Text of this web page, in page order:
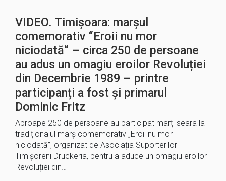
VIDEO. Timișoara: marșul
comemorativ “Eroii nu mor
niciodată“ – circa 250 de persoane
au adus un omagiu eroilor Revoluției
din Decembrie 1989 – printre
participanți a fost și primarul
Dominic Fritz
Aproape 250 de persoane au participat marți seara la
tradiționalul marș comemorativ „Eroii nu mor
niciodată”, organizat de Asociația Suporterilor
Timișoreni Druckeria, pentru a aduce un omagiu eroilor
Revoluției din…